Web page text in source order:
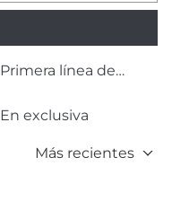
Primera línea de
En exclusiva
Más recientes